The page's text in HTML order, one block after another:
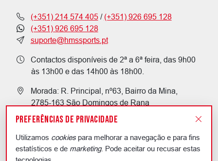
(+351) 214 574 405/(+351) 926 695 128
(+351) 926 695 128
suporte@hmssports.pt
Contactos disponíveis de 2ª a 6ª feira, das 9h00
às 13h00 e das 14h00 às 18h00.
Morada: R. Principal, nº63, Bairro da Mina,
2785-163 São Domingos de Rana
HMS Sports - NIF: 508 383 528
©HMS SPORTS CONSULTING